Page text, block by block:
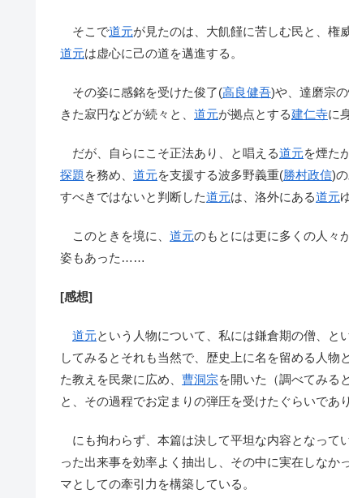
そこで道元が見たのは、大飢饉に苦しむ民と、権
道元は虚心に己の道を邁進する。
その姿に感銘を受けた俊了(高良健吾)や、達磨宗
きた寂円などが続々と、 道元が拠点とする建仁寺に
だが、自らにこそ正法あり、と唱える道元を煙た
探題 を務め、 道元を支援する波多野義重(勝村政信)
すべきではないと判断した道元は、洛外にある道元
このときを境に、 道元のもとには更に多くの人々
姿もあった……
[感想]
道元という人物について、私には鎌倉期の僧、
してみるとそれも当然で、歴史上に名を留める人
た教えを民衆に広め、 曹洞宗を開いた（調べてみると
と、その過程でお定まりの弾圧を受けたぐらいであ
にも拘わらず、本篇は決して平坦な内容となって
った出来事を効率よく抽出し、その中に実在しな
マとしての牽引力を構築している。